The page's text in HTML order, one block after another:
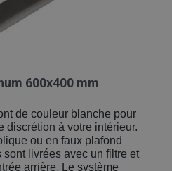
600x400 mm
de couleur blanche pour
discrétion à votre intérieur.
ou en faux plafond
livrées avec un filtre et
arrière. Le système